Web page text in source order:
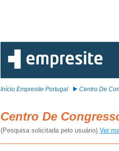
Início Empresite Portugal Centro De
Centro De
(Pesquisa solicitada pelo usuário) Ver